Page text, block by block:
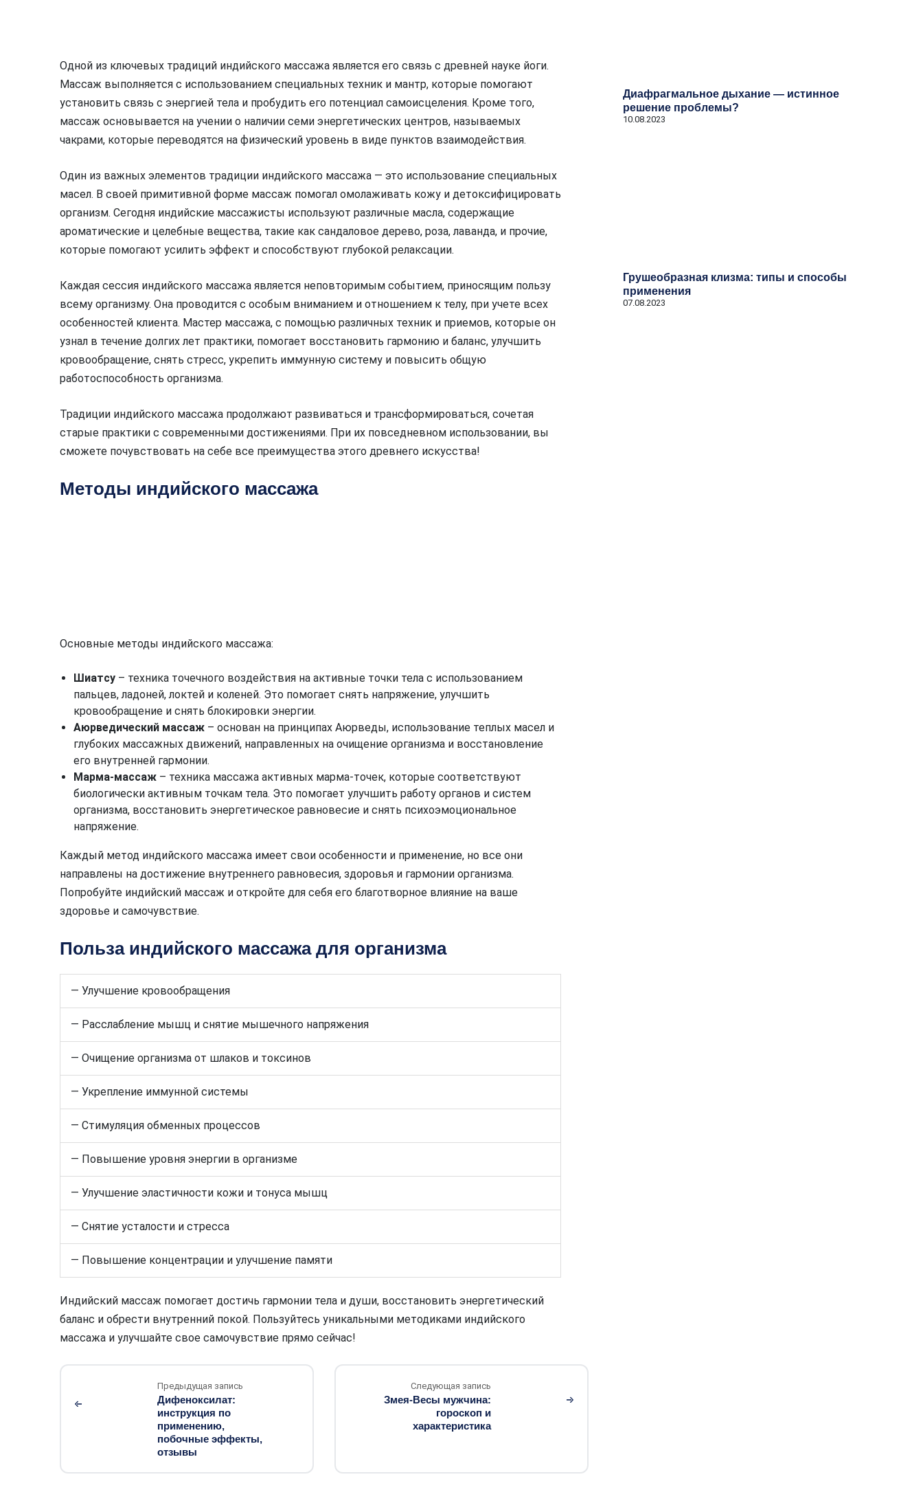
Одной из ключевых традиций индийского массажа является его связь с древней науке йоги.
Массаж выполняется с использованием специальных техник и мантр, которые помогают
установить связь с энергией тела и пробудить его потенциал самоисцеления. Кроме того,
массаж основывается на учении о наличии семи энергетических центров, называемых
чакрами, которые переводятся на физический уровень в виде пунктов взаимодействия.
Один из важных элементов традиции индийского массажа — это использование специальных
масел. В своей примитивной форме массаж помогал омолаживать кожу и детоксифицировать
организм. Сегодня индийские массажисты используют различные масла, содержащие
ароматические и целебные вещества, такие как сандаловое дерево, роза, лаванда, и прочие,
которые помогают усилить эффект и способствуют глубокой релаксации.
Каждая сессия индийского массажа является неповторимым событием, приносящим пользу
всему организму. Она проводится с особым вниманием и отношением к телу, при учете всех
особенностей клиента. Мастер массажа, с помощью различных техник и приемов, которые он
узнал в течение долгих лет практики, помогает восстановить гармонию и баланс, улучшить
кровообращение, снять стресс, укрепить иммунную систему и повысить общую
работоспособность организма.
Традиции индийского массажа продолжают развиваться и трансформироваться, сочетая
старые практики с современными достижениями. При их повседневном использовании, вы
сможете почувствовать на себе все преимущества этого древнего искусства!
Методы индийского массажа
Основные методы индийского массажа:
Шиатсу – техника точечного воздействия на активные точки тела с использованием
пальцев, ладоней, локтей и коленей. Это помогает снять напряжение, улучшить
кровообращение и снять блокировки энергии.
Аюрведический массаж – основан на принципах Аюрведы, использование теплых масел и
глубоких массажных движений, направленных на очищение организма и восстановление
его внутренней гармонии.
Марма-массаж – техника массажа активных марма-точек, которые соответствуют
биологически активным точкам тела. Это помогает улучшить работу органов и систем
организма, восстановить энергетическое равновесие и снять психоэмоциональное
напряжение.
Каждый метод индийского массажа имеет свои особенности и применение, но все они
направлены на достижение внутреннего равновесия, здоровья и гармонии организма.
Попробуйте индийский массаж и откройте для себя его благотворное влияние на ваше
здоровье и самочувствие.
Польза индийского массажа для организма
— Улучшение кровообращения
— Расслабление мышц и снятие мышечного напряжения
— Очищение организма от шлаков и токсинов
— Укрепление иммунной системы
— Стимуляция обменных процессов
— Повышение уровня энергии в организме
— Улучшение эластичности кожи и тонуса мышц
— Снятие усталости и стресса
— Повышение концентрации и улучшение памяти
Индийский массаж помогает достичь гармонии тела и души, восстановить энергетический
баланс и обрести внутренний покой. Пользуйтесь уникальными методиками индийского
массажа и улучшайте свое самочувствие прямо сейчас!
Предыдущая запись
Дифеноксилат:
инструкция по
применению,
побочные эффекты,
отзывы
Следующая запись
Змея-Весы мужчина:
гороскоп и
характеристика
Диафрагмальное дыхание — истинное
решение проблемы?
10.08.2023
Грушеобразная клизма: типы и способы
применения
07.08.2023